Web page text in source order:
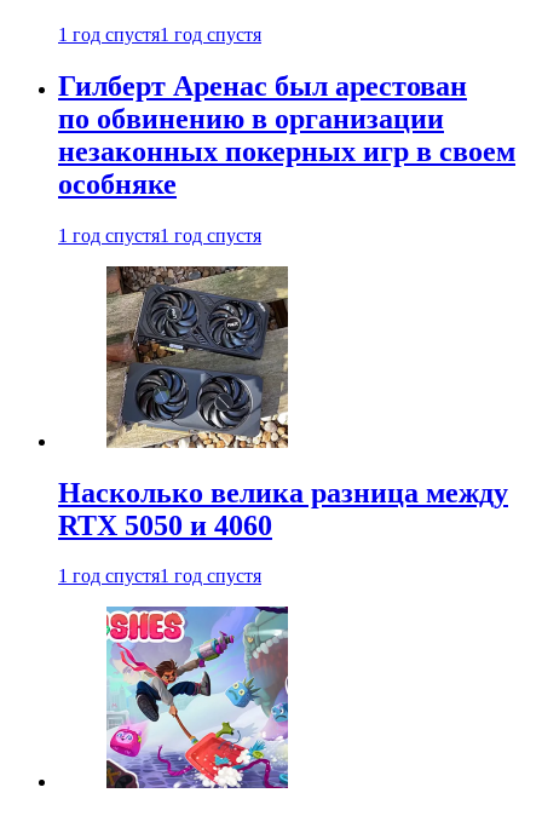
1 год спустя1 год спустя
Гилберт Аренас был арестован
по обвинению в организации
незаконных покерных игр в своем
особняке
1 год спустя1 год спустя
Насколько велика разница между
RTX 5050 и 4060
1 год спустя1 год спустя